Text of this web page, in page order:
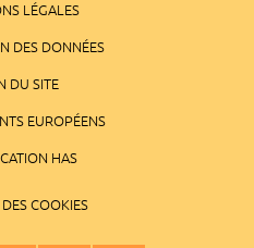
LÉGALES
DES DONNÉES
DU SITE
EUROPÉENS
HAS
COOKIES